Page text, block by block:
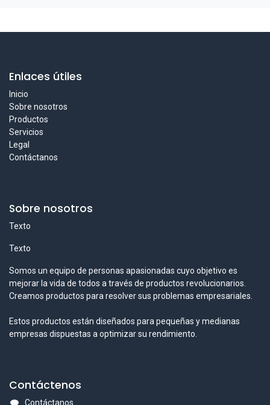
Enlaces útiles
Inicio
Sobre nosotros
Productos
Servicios
Legal
Contáctanos
Sobre nosotros
Texto
Texto
Somos un equipo de personas apasionadas cuyo objetivo es
mejorar la vida de todos a través de productos revolucionarios.
Creamos productos para resolver sus problemas empresariales.
Estos productos están diseñados para pequeñas y medianas
empresas dispuestas a optimizar su rendimiento.
Contáctenos
Contáctanos